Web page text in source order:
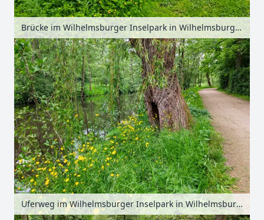
Brücke im Wilhelmsburger Inselpark in Wilhelmsburg, Hamburg, Deutschland
Uferweg im Wilhelmsburger Inselpark in Wilhelmsburg, Hamburg, Deutschland